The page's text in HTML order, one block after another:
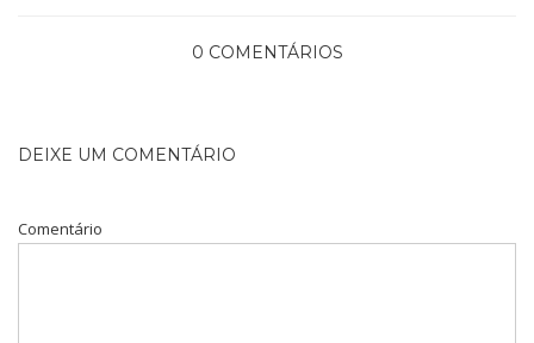
0 COMENTÁRIOS
DEIXE UM COMENTÁRIO
Comentário